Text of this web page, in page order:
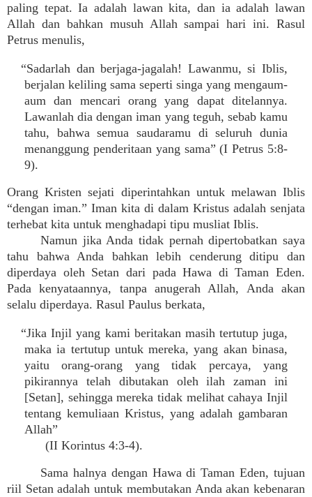
paling tepat. Ia adalah lawan kita, dan ia adalah lawan
Allah dan bahkan musuh Allah sampai hari ini. Rasul
Petrus menulis,
“Sadarlah dan berjaga-jagalah! Lawanmu, si Iblis,
berjalan keliling sama seperti singa yang mengaum-
aum dan mencari orang yang dapat ditelannya.
Lawanlah dia dengan iman yang teguh, sebab kamu
tahu, bahwa semua saudaramu di seluruh dunia
menanggung penderitaan yang sama” (I Petrus 5:8-
9).
Orang Kristen sejati diperintahkan untuk melawan Iblis
“dengan iman.” Iman kita di dalam Kristus adalah senjata
terhebat kita untuk menghadapi tipu musliat Iblis.
Namun jika Anda tidak pernah dipertobatkan saya
tahu bahwa Anda bahkan lebih cenderung ditipu dan
diperdaya oleh Setan dari pada Hawa di Taman Eden.
Pada kenyataannya, tanpa anugerah Allah, Anda akan
selalu diperdaya. Rasul Paulus berkata,
“Jika Injil yang kami beritakan masih tertutup juga,
maka ia tertutup untuk mereka, yang akan binasa,
yaitu orang-orang yang tidak percaya, yang
pikirannya telah dibutakan oleh ilah zaman ini
[Setan], sehingga mereka tidak melihat cahaya Injil
tentang kemuliaan Kristus, yang adalah gambaran
Allah”
(II Korintus 4:3-4).
Sama halnya dengan Hawa di Taman Eden, tujuan
riil Setan adalah untuk membutakan Anda akan kebenaran